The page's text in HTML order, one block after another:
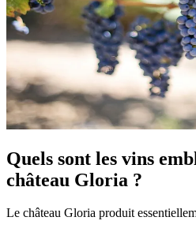
Quels sont les vins
château Gloria ?
Le château Gloria produit